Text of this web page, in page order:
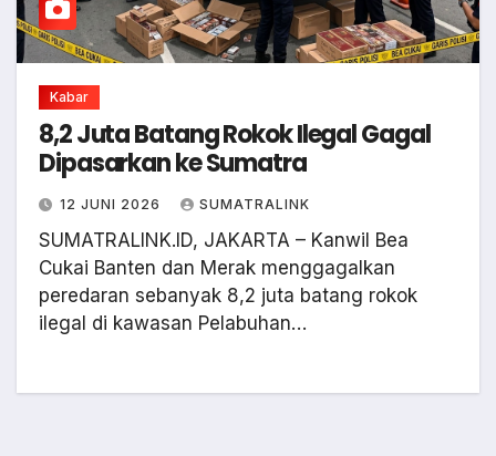
Kabar
8,2 Juta Batang Rokok Ilegal Gagal
Dipasarkan ke Sumatra
12 JUNI 2026 SUMATRALINK
SUMATRALINK.ID, JAKARTA – Kanwil Bea
Cukai Banten dan Merak menggagalkan
peredaran sebanyak 8,2 juta batang rokok
ilegal di kawasan Pelabuhan…